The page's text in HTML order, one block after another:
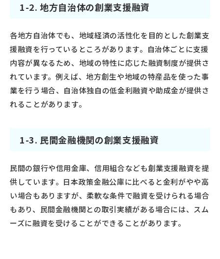
1-2. 地方自治体の創業支援融資
各地方自治体でも、地域経済の活性化を目的とした創業支
援融資を行っているところがあります。自治体ごとに支援
内容が異なるため、地域の特性に応じた融資制度が提供さ
れています。例えば、地方創生や地域の特産品を使った事
業を行う場合、自治体独自の低金利融資や助成金が提供さ
れることがあります。
1-3. 民間金融機関の創業支援融資
民間の銀行や信用金庫、信用組合なども創業支援融資を提
供しています。日本政策金融公庫に比べると金利がやや高
い場合もありますが、柔軟な条件で融資を受けられる場合
もあり、民間金融機関との取引実績がある場合には、スム
ーズに融資を受けることができることがあります。